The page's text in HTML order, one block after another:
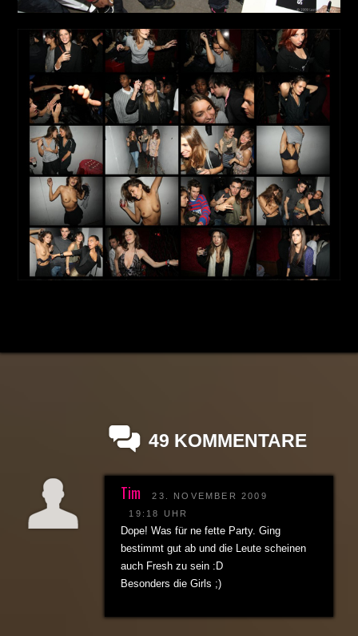
49 KOMMENTARE
Tim
23. NOVEMBER 2009
19:18 UHR
Dope! Was für ne fette Party. Ging
bestimmt gut ab und die Leute scheinen
auch Fresh zu sein :D
Besonders die Girls ;)